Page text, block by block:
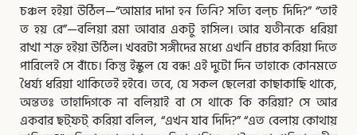
চঞ্চল হইয়া উঠিল—“আমার দাদা হন তিনি? সত্যি বল্‌চ দিদি?” “তাই
ত হয় রে”—বলিয়া রমা আবার একটু হাসিল। আর যতীনকে ধরিয়া
রাখা শক্ত হইয়া উঠিল। খবরটা সঙ্গীদের মধ্যে এখনি প্রচার করিয়া দিতে
পারিলেই সে বাঁচে। কিন্তু ইস্কুল যে বন্ধ! এই দুটো দিন তাহাকে কোনমতে
ধৈর্য্য ধরিয়া থাকিতেই হইবে। তবে, যে সকল ছেলেরা কাছাকাছি থাকে,
অন্ততঃ তাহাদিগকে না বলিয়াই বা সে থাকে কি করিয়া? সে আর
একবার ছট্‌ফট্‌ করিয়া বলিল, “এখন যাব দিদি?” “এত বেলায় কোথায়